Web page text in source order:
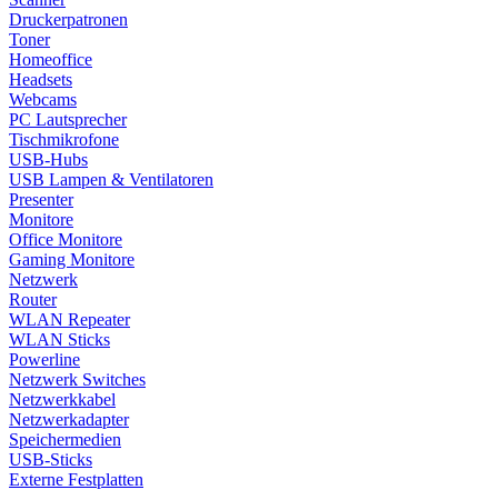
Druckerpatronen
Toner
Homeoffice
Headsets
Webcams
PC Lautsprecher
Tischmikrofone
USB-Hubs
USB Lampen & Ventilatoren
Presenter
Monitore
Office Monitore
Gaming Monitore
Netzwerk
Router
WLAN Repeater
WLAN Sticks
Powerline
Netzwerk Switches
Netzwerkkabel
Netzwerkadapter
Speichermedien
USB-Sticks
Externe Festplatten